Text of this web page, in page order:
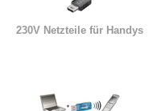
230V Netzteile für Handys